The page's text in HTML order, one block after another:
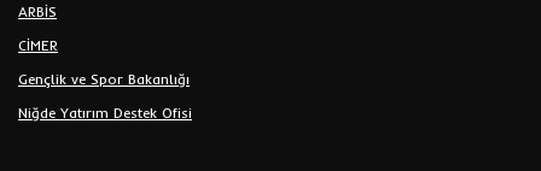
ARBİS
CİMER
Gençlik ve Spor Bakanlığı
Niğde Yatırım Destek Ofisi